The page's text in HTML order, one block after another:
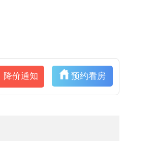
降价通知 预约看房